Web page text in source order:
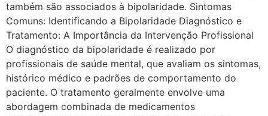
também são associados à bipolaridade. Sintomas
Comuns: Identificando a Bipolaridade Diagnóstico e
Tratamento: A Importância da Intervenção Profissional
O diagnóstico da bipolaridade é realizado por
profissionais de saúde mental, que avaliam os sintomas,
histórico médico e padrões de comportamento do
paciente. O tratamento geralmente envolve uma
abordagem combinada de medicamentos